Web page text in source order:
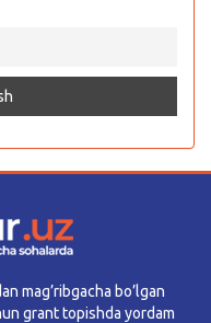
mag’ribgacha bo’lgan
grant topishda yordam